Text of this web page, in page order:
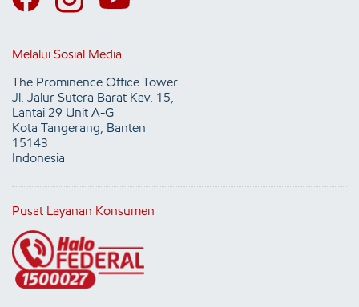
Melalui Sosial Media
The Prominence Office Tower
Jl. Jalur Sutera Barat Kav. 15,
Lantai 29 Unit A-G
Kota Tangerang, Banten
15143
Indonesia
Pusat Layanan Konsumen